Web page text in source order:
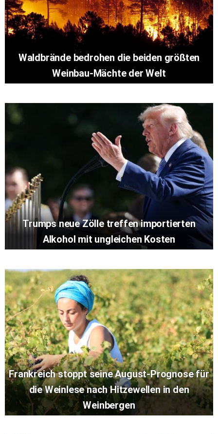
Waldbrände bedrohen die beiden größten
Weinbau-Mächte der Welt
Trumps neue Zölle treffen importierten
Alkohol mit ungleichen Kosten
Frankreich stoppt seine August-Prognose für
die Weinlese nach Hitzewellen in den
Weinbergen